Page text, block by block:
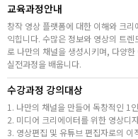
교육과정안내
창작 영상 플랫폼에 대한 이해와 크
익힙니다. 수많은 정보와 영상의 트
로 나만의 채널을 생성시키며, 다양
실전과정을 배웁니다.
수강과정 강의대상
1. 나만의 채널을 만들어 독창적인 1
2. 미디어 크리에이터를 위한 영상디
3. 영상편집 및 유튜브 편집자로의 이